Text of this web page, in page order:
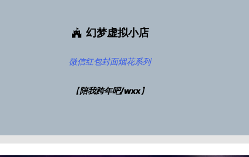
幻梦虚拟小店
微信红包封面烟花系列
【陪我跨年吧/wxx】